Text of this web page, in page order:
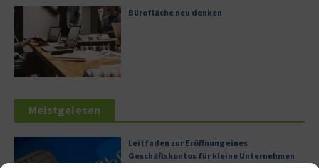
Bürofläche neu denken
Meistgelesen
Leitfaden zur Eröffnung eines
Geschäftskontos für kleine Unternehmen